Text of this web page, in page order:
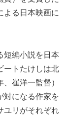
よる日本映画に
短編小説を日本
ートたけしは北
崔洋一監督）
対になる作家を
ユリがそれぞれ